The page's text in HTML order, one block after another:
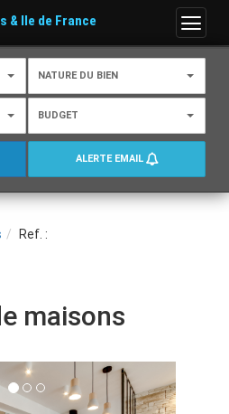
Menu
& Ile de France
NATURE DU BIEN
BUDGET
ALERTE EMAIL
Ref. :
maisons